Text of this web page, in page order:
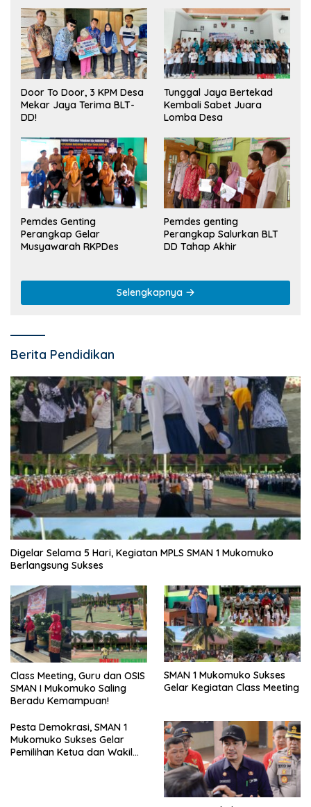
Door To Door, 3 KPM Desa
Mekar Jaya Terima BLT-
DD!
Tunggal Jaya Bertekad
Kembali Sabet Juara
Lomba Desa
Pemdes Genting
Perangkap Gelar
Musyawarah RKPDes
Pemdes genting
Perangkap Salurkan BLT
DD Tahap Akhir
Selengkapnya
Berita Pendidikan
Digelar Selama 5 Hari, Kegiatan MPLS SMAN 1 Mukomuko
Berlangsung Sukses
Class Meeting, Guru dan OSIS
SMAN I Mukomuko Saling
Beradu Kemampuan!
SMAN 1 Mukomuko Sukses
Gelar Kegiatan Class Meeting
Pesta Demokrasi, SMAN 1
Mukomuko Sukses Gelar
Pemilihan Ketua dan Wakil